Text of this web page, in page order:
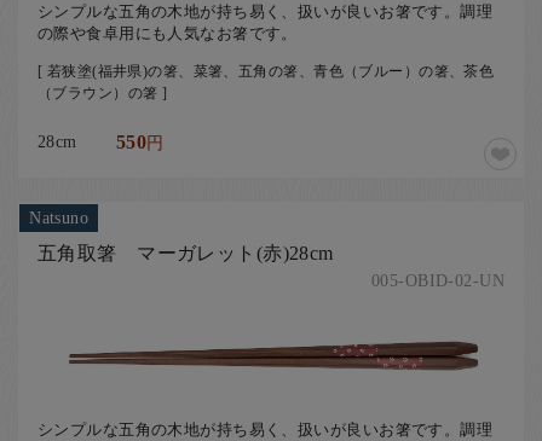
シンプルな五角の木地が持ち易く、扱いが良いお箸です。調理
の際や食卓用にも人気なお箸です。
[ 若狭塗(福井県)の箸、菜箸、五角の箸、青色（ブルー）の箸、茶色
（ブラウン）の箸 ]
28cm 550円
Natsuno
五角取箸 マーガレット(赤)28cm
005-OBID-02-UN
シンプルな五角の木地が持ち易く、扱いが良いお箸です。調理